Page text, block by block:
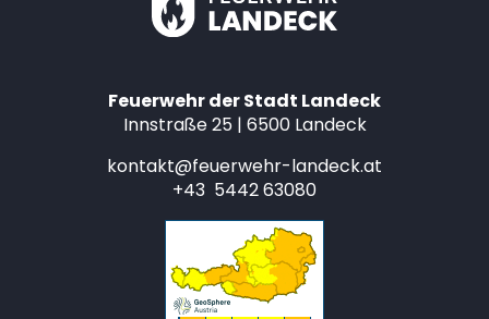
Feuerwehr der Stadt Landeck
Innstraße 25 | 6500 Landeck
kontakt@feuerwehr-landeck.at
+43 5442 63080